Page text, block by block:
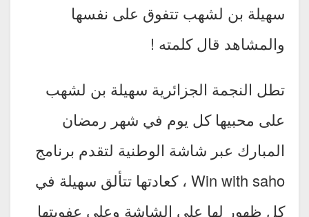
سهيلة بن لشهب تتفوق على نفسها
والمشاهد قال كلمته !
تطل النجمة الجزائرية سهيلة بن لشهب
على محبيها كل يوم في شهر رمضان
المبارك عبر شاشة الوطنية لتقدم برنامج
Win with saho ، كعادتها تتألق سهيلة في
كل ظهور لها على الشاشة وعلى عفويتها